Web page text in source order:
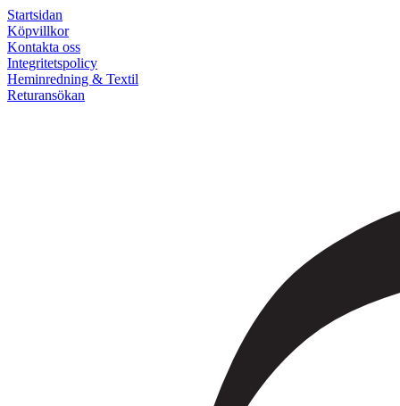
Startsidan
Köpvillkor
Kontakta oss
Integritetspolicy
Heminredning & Textil
Returansökan